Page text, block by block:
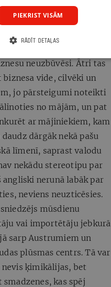
jo ziemeļeiropieši
var būt, – efektīvi,
pakalpojumu. To
Liela loma ir arī
neuzbūvēsi. Ātri tas
vide, cilvēki un
jo pārsteigumi noteikti
no mājām, un pat
ar mājiniekiem, kam
dārgāk nekā pašu
līmenī, saprast valodu
nekādu stereotipu par
nerunā labāk par
neviens neuzticēsies.
mūsdienu
vai importētāju jebkurā
sarp Austrumiem un
plūsmas centrs. Tā var
ķimikālijas, bet
kas spēj
PIEKRIST VISĀM
RĀDĪT DETAĻAS